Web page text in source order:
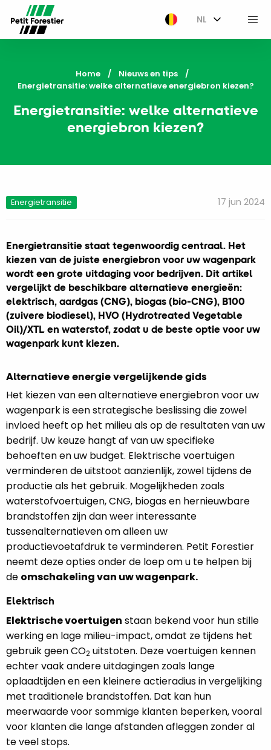
NL
Home
Nieuws en tips
Current:
Energietransitie: welke alternatieve energiebron kiezen?
Energietransitie: welke alternatieve
energiebron kiezen?
Energietransitie 17 jun 2024
Energietransitie staat tegenwoordig centraal. Het
kiezen van de juiste energiebron voor uw wagenpark
wordt een grote uitdaging voor bedrijven. Dit artikel
vergelijkt de beschikbare alternatieve energieën:
elektrisch, aardgas (CNG), biogas (bio-CNG), B100
(zuivere biodiesel), HVO (Hydrotreated Vegetable
Oil)/XTL en waterstof, zodat u de beste optie voor uw
wagenpark kunt kiezen.
Alternatieve energie vergelijkende gids
Het kiezen van een alternatieve energiebron voor uw
wagenpark is een strategische beslissing die zowel
invloed heeft op het milieu als op de resultaten van uw
bedrijf. Uw keuze hangt af van uw specifieke
behoeften en uw budget. Elektrische voertuigen
verminderen de uitstoot aanzienlijk, zowel tijdens de
productie als het gebruik. Mogelijkheden zoals
waterstofvoertuigen, CNG, biogas en hernieuwbare
brandstoffen zijn dan weer interessante
tussenalternatieven om alleen uw
productievoetafdruk te verminderen. Petit Forestier
neemt deze opties onder de loep om u te helpen bij
de omschakeling van uw wagenpark.
Elektrisch
Elektrische voertuigen staan bekend voor hun stille
werking en lage milieu-impact, omdat ze tijdens het
gebruik geen CO2 uitstoten. Deze voertuigen kennen
echter vaak andere uitdagingen zoals lange
oplaadtijden en een kleinere actieradius in vergelijking
met traditionele brandstoffen. Dat kan hun
meerwaarde voor sommige klanten beperken, vooral
voor klanten die lange afstanden afleggen zonder al
te veel stops.